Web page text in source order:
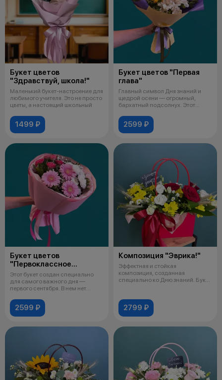
Букет цветов
"Здравствуй, школа!"
Маленький букет-настроение для
любимого учителя. Это не просто
цветы, а настоящий школьный
1499 ₽
Букет цветов "Первая
глава"
Главный символ Дня знаний и
щедрой осени — огромный,
бархатный подсолнух. Этот
2599 ₽
Букет цветов
"Первоклассное
настроение"
Этот букет создан специально
для самого важного дня —
первого сентября. В нем нет
2599 ₽
Композиция "Эврика!"
Эффектная и стойкая
композиция, созданная
специально ко Дню знаний. Букет
2799 ₽